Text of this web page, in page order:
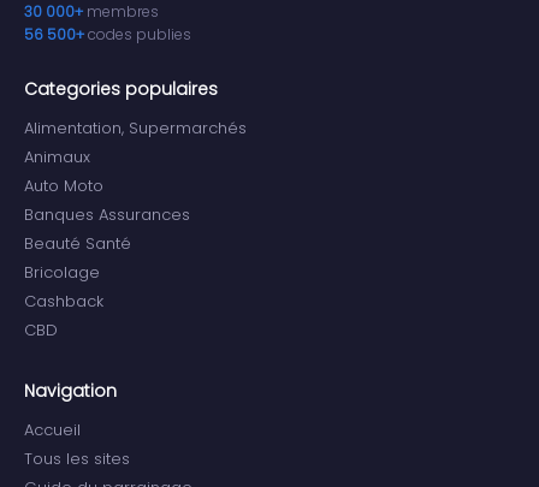
30 000+ membres
56 500+codes publies
Categories populaires
Alimentation, Supermarchés
Animaux
Auto Moto
Banques Assurances
Beauté Santé
Bricolage
Cashback
CBD
Navigation
Accueil
Tous les sites